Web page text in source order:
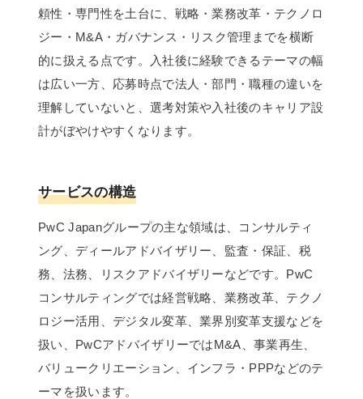
頼性・専門性を土台に、戦略・業務改革・テクノロ
ジー・M&A・ガバナンス・リスク管理までを横断
的に扱える点です。入社後に経験できるテーマの幅
は広い一方、応募時点で法人・部門・職種の違いを
理解していないと、選考対策や入社後のキャリア設
計がぼやけやすくなります。
サービスの構造
PwC Japanグループの主な領域は、コンサルティ
ング、ディールアドバイザリー、監査・保証、税
務、法務、リスクアドバイザリーなどです。PwC
コンサルティングでは経営戦略、業務改革、テクノ
ロジー活用、デジタル変革、業界別変革支援などを
扱い、PwCアドバイザリーではM&A、事業再生、
バリュークリエーション、インフラ・PPPなどのテ
ーマを扱います。